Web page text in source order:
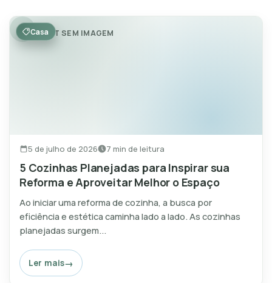
POST SEM IMAGEM
Casa
5 de julho de 2026 7 min de leitura
5 Cozinhas Planejadas para Inspirar sua
Reforma e Aproveitar Melhor o Espaço
Ao iniciar uma reforma de cozinha, a busca por
eficiência e estética caminha lado a lado. As cozinhas
planejadas surgem...
Ler mais